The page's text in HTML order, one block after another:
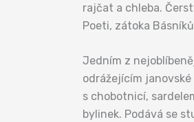
rajčat a chleba.
Poeti, zátoka
Jedním z
odrážejícím
s chobotnicí,
bylinek. Podává se